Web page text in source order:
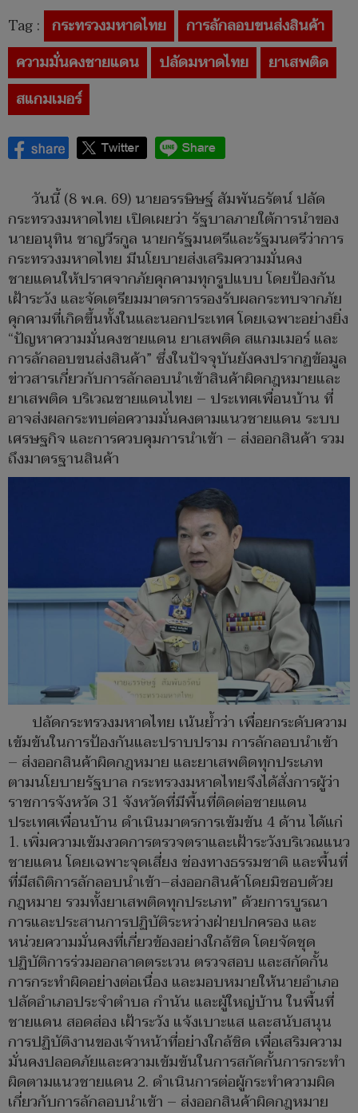
Tag : กระทรวงมหาดไทย
การลักลอบขนส่งสินค้า
ความมั่นคงชายแดน
ปลัดมหาดไทย
ยาเสพติด
สแกมเมอร์
วันนี้ (8 พ.ค. 69) นายอรรษิษฐ์ สัมพันธรัตน์ ปลัด
กระทรวงมหาดไทย เปิดเผยว่า รัฐบาลภายใต้การนำของ
นายอนุทิน ชาญวีรกูล นายกรัฐมนตรีและรัฐมนตรีว่าการ
กระทรวงมหาดไทย มีนโยบายส่งเสริมความมั่นคง
ชายแดนให้ปราศจากภัยคุกคามทุกรูปแบบ โดยป้องกัน
เฝ้าระวัง และจัดเตรียมมาตรการรองรับผลกระทบจากภัย
คุกคามที่เกิดขึ้นทั้งในและนอกประเทศ โดยเฉพาะอย่างยิ่ง
“ปัญหาความมั่นคงชายแดน ยาเสพติด สแกมเมอร์ และ
การลักลอบขนส่งสินค้า” ซึ่งในปัจจุบันยังคงปรากฏข้อมูล
ข่าวสารเกี่ยวกับการลักลอบนำเข้าสินค้าผิดกฎหมายและ
ยาเสพติด บริเวณชายแดนไทย – ประเทศเพื่อนบ้าน ที่
อาจส่งผลกระทบต่อความมั่นคงตามแนวชายแดน ระบบ
เศรษฐกิจ และการควบคุมการนำเข้า – ส่งออกสินค้า รวม
ถึงมาตรฐานสินค้า
ปลัดกระทรวงมหาดไทย เน้นย้ำว่า เพื่อยกระดับความ
เข้มข้นในการป้องกันและปราบปราม การลักลอบนำเข้า
– ส่งออกสินค้าผิดกฎหมาย และยาเสพติดทุกประเภท
ตามนโยบายรัฐบาล กระทรวงมหาดไทยจึงได้สั่งการผู้ว่า
ราชการจังหวัด 31 จังหวัดที่มีพื้นที่ติดต่อชายแดน
ประเทศเพื่อนบ้าน ดำเนินมาตรการเข้มข้น 4 ด้าน ได้แก่
1. เพิ่มความเข้มงวดการตรวจตราและเฝ้าระวังบริเวณแนว
ชายแดน โดยเฉพาะจุดเสี่ยง ช่องทางธรรมชาติ และพื้นที่
ที่มีสถิติการลักลอบนำเข้า–ส่งออกสินค้าโดยมิชอบด้วย
กฎหมาย รวมทั้งยาเสพติดทุกประเภท” ด้วยการบูรณา
การและประสานการปฏิบัติระหว่างฝ่ายปกครอง และ
หน่วยความมั่นคงที่เกี่ยวข้องอย่างใกล้ชิด โดยจัดชุด
ปฏิบัติการร่วมออกลาดตระเวน ตรวจสอบ และสกัดกั้น
การกระทำผิดอย่างต่อเนื่อง และมอบหมายให้นายอำเภอ
ปลัดอำเภอประจำตำบล กำนัน และผู้ใหญ่บ้าน ในพื้นที่
ชายแดน สอดส่อง เฝ้าระวัง แจ้งเบาะแส และสนับสนุน
การปฏิบัติงานของเจ้าหน้าที่อย่างใกล้ชิด เพื่อเสริมความ
มั่นคงปลอดภัยและความเข้มข้นในการสกัดกั้นการกระทำ
ผิดตามแนวชายแดน 2. ดำเนินการต่อผู้กระทำความผิด
เกี่ยวกับการลักลอบนำเข้า – ส่งออกสินค้าผิดกฎหมาย